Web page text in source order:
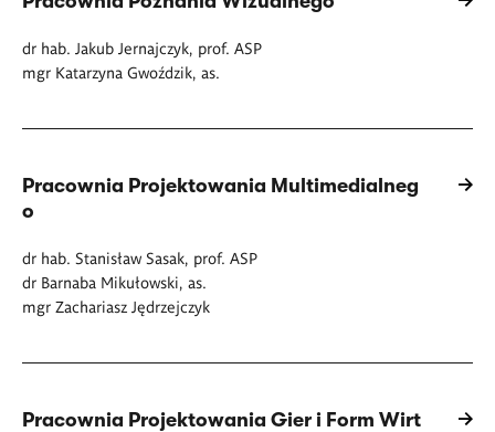
dr hab. Jakub Jernajczyk, prof. ASP
mgr Katarzyna Gwoździk, as.
Pracownia Projektowania Multimedialneg
o
dr hab. Stanisław Sasak, prof. ASP
dr Barnaba Mikułowski, as.
mgr Zachariasz Jędrzejczyk
Pracownia Projektowania Gier i Form Wirt